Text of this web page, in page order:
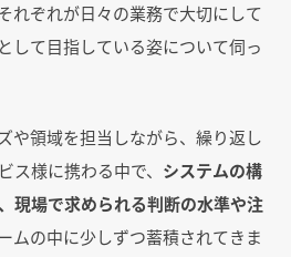
れぞれが日々の業務で大切にして
して目指している姿について伺っ
や領域を担当しながら、繰り返し
ス様に携わる中で、 システムの構
現場で求められる判断の水準や注
ムの中に少しずつ蓄積されてきま